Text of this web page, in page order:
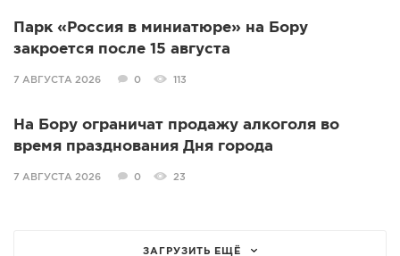
Парк «Россия в миниатюре» на Бору
закроется после 15 августа
7 АВГУСТА 2026 0 113
На Бору ограничат продажу алкоголя во
время празднования Дня города
7 АВГУСТА 2026 0 23
ЗАГРУЗИТЬ ЕЩЁ